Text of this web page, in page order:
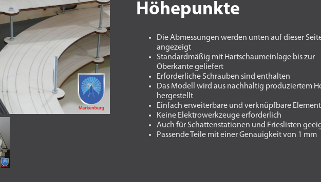
Höhepunkte
Die Abmessungen werden unten auf dieser
angezeigt
Standardmäßig mit Hartschaumeinlage bis zur
Oberkante geliefert
Erforderliche Schrauben sind enthalten
Das Modell wird aus nachhaltig produziertem
hergestellt
Einfach erweiterbare und verknüpfbare
Keine Elektrowerkzeuge erforderlich
Auch für Schattenstationen und Frieslisten
Passende Teile mit einer Genauigkeit von 1 mm